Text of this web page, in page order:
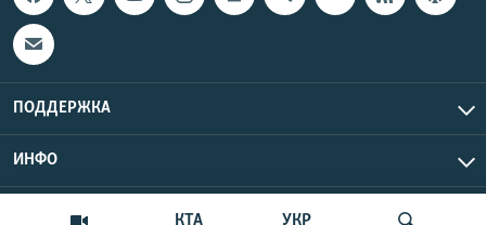
КТА УКР
ПОДДЕРЖКА
ИНФО
Copyright Крым.Реалии, 2026 | Все права защищены.
UTC+3